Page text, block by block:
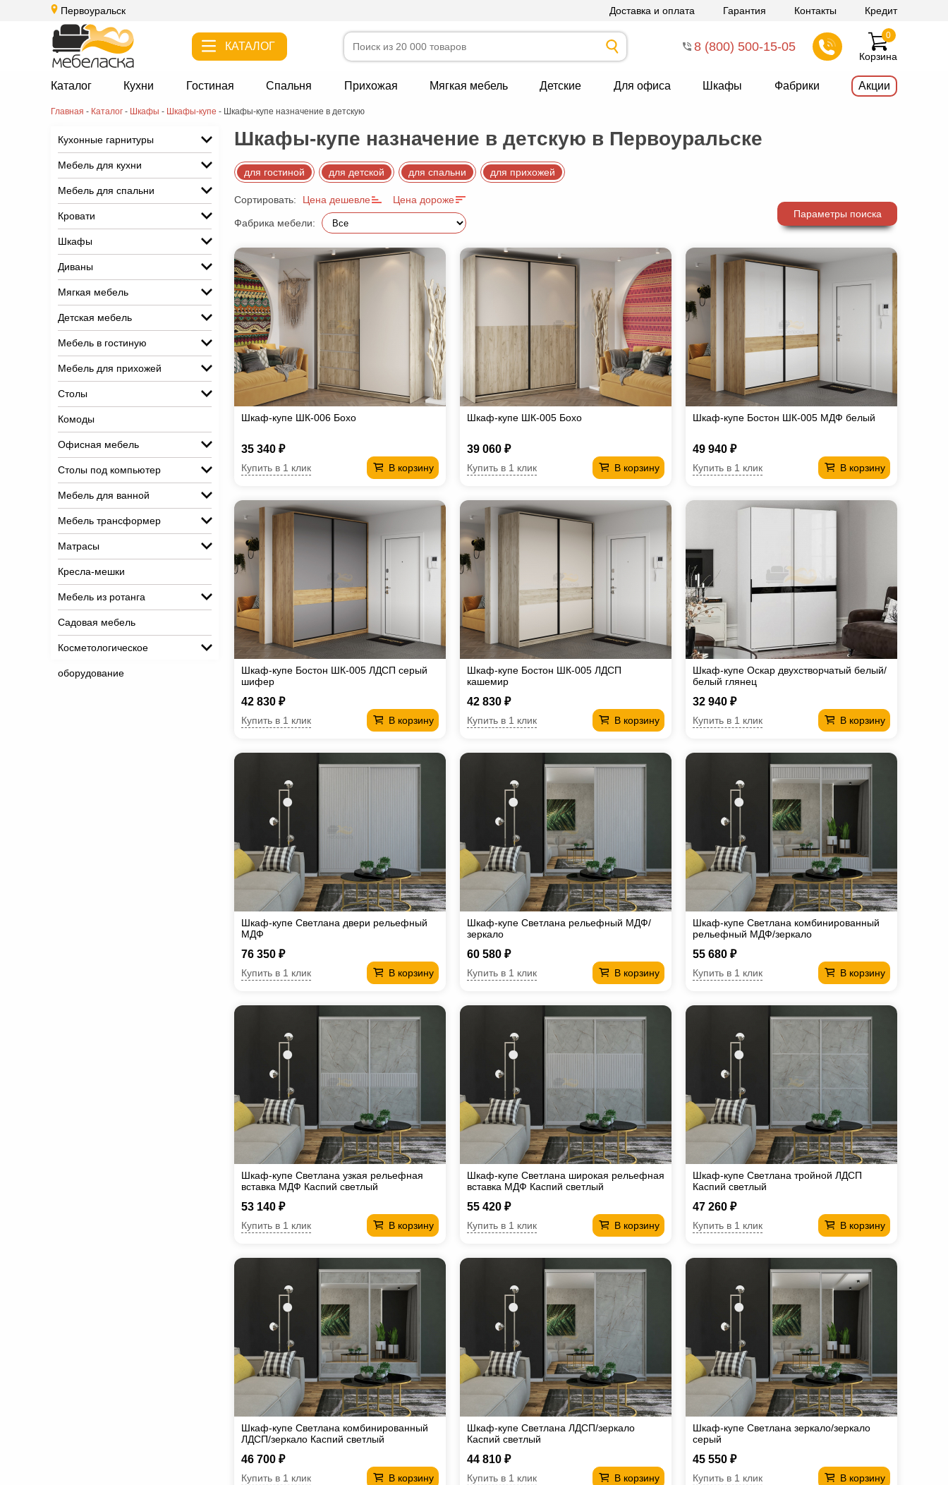
Первоуральск Доставка и оплата Гарантия Контакты Кредит
КАТАЛОГ 8 (800) 500-15-05
Корзина
0
Каталог Кухни Гостиная Спальня Прихожая Мягкая мебель Детские Для офиса Шкафы Фабрики Акции
Главная - Каталог - Шкафы - Шкафы-купе - Шкафы-купе назначение в детскую
Кухонные гарнитуры
Мебель для кухни
Мебель для спальни
Кровати
Шкафы
Диваны
Мягкая мебель
Детская мебель
Мебель в гостиную
Мебель для прихожей
Столы
Комоды
Офисная мебель
Столы под компьютер
Мебель для ванной
Мебель трансформер
Матрасы
Кресла-мешки
Мебель из ротанга
Садовая мебель
Косметологическое
оборудование
Шкафы-купе назначение в детскую в Первоуральске
для гостиной для детской для спальни для прихожей
Сортировать: Цена дешевле Цена дороже
Фабрика мебели:
Параметры поиска
Шкаф-купе ШК-006 Бохо
35 340 ₽
В корзину
Купить в 1 клик
Шкаф-купе ШК-005 Бохо
39 060 ₽
В корзину
Купить в 1 клик
Шкаф-купе Бостон ШК-005 МДФ белый
49 940 ₽
В корзину
Купить в 1 клик
Шкаф-купе Бостон ШК-005 ЛДСП серый
шифер
42 830 ₽
В корзину
Купить в 1 клик
Шкаф-купе Бостон ШК-005 ЛДСП
кашемир
42 830 ₽
В корзину
Купить в 1 клик
Шкаф-купе Оскар двухстворчатый белый/
белый глянец
32 940 ₽
В корзину
Купить в 1 клик
Шкаф-купе Светлана двери рельефный
МДФ
76 350 ₽
В корзину
Купить в 1 клик
Шкаф-купе Светлана рельефный МДФ/
зеркало
60 580 ₽
В корзину
Купить в 1 клик
Шкаф-купе Светлана комбинированный
рельефный МДФ/зеркало
55 680 ₽
В корзину
Купить в 1 клик
Шкаф-купе Светлана узкая рельефная
вставка МДФ Каспий светлый
53 140 ₽
В корзину
Купить в 1 клик
Шкаф-купе Светлана широкая рельефная
вставка МДФ Каспий светлый
55 420 ₽
В корзину
Купить в 1 клик
Шкаф-купе Светлана тройной ЛДСП
Каспий светлый
47 260 ₽
В корзину
Купить в 1 клик
Шкаф-купе Светлана комбинированный
ЛДСП/зеркало Каспий светлый
46 700 ₽
В корзину
Купить в 1 клик
Шкаф-купе Светлана ЛДСП/зеркало
Каспий светлый
44 810 ₽
В корзину
Купить в 1 клик
Шкаф-купе Светлана зеркало/зеркало
серый
45 550 ₽
В корзину
Купить в 1 клик